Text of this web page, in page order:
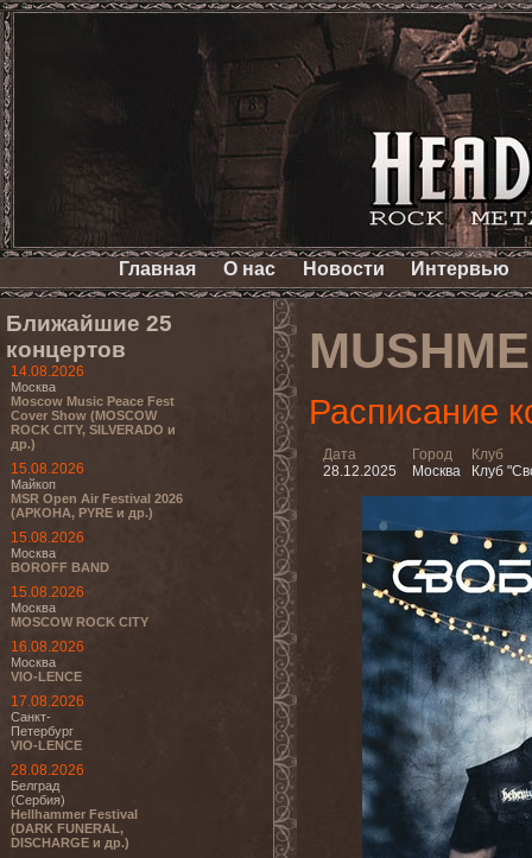
Главная О нас Новости Интервью
Ближайшие 25
концертов
14.08.2026
Москва
Moscow Music Peace Fest
Cover Show (MOSCOW
ROCK CITY, SILVERADO и
др.)
15.08.2026
Майкоп
MSR Open Air Festival 2026
(АРКОНА, PYRE и др.)
15.08.2026
Москва
BOROFF BAND
15.08.2026
Москва
MOSCOW ROCK CITY
16.08.2026
Москва
VIO-LENCE
17.08.2026
Санкт-
Петербург
VIO-LENCE
28.08.2026
Белград
(Сербия)
Hellhammer Festival
(DARK FUNERAL,
DISCHARGE и др.)
Расписание
Дата
28.12.2025
Город
Москва
Клуб
Клуб